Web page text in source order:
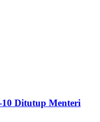
Ditutup Menteri